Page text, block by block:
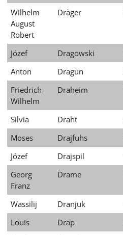
Wilhelm
August
Robert
Dräger
Józef Dragowski
Anton
Dragun
Friedrich
Wilhelm
Draheim
Silvia
Draht
Moses
Drajfuhs
Józef
Drajspil
Georg
Franz
Drame
Wassilij Dranjuk
Louis
Drap